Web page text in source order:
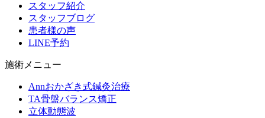
スタッフ紹介
スタッフブログ
患者様の声
LINE予約
施術メニュー
Annおかざき式鍼灸治療
TA骨盤バランス矯正
立体動態波